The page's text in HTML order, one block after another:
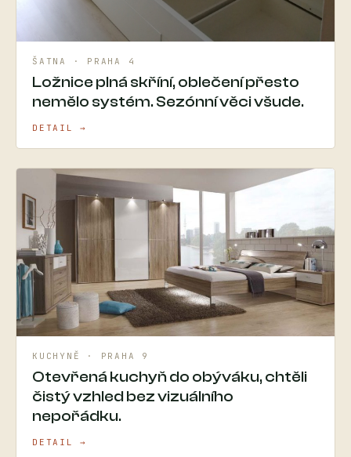
ŠATNA · PRAHA 4
Ložnice plná skříní, oblečení přesto
nemělo systém. Sezónní věci všude.
DETAIL →
KUCHYNĚ · PRAHA 9
Otevřená kuchyň do obýváku, chtěli
čistý vzhled bez vizuálního
nepořádku.
DETAIL →